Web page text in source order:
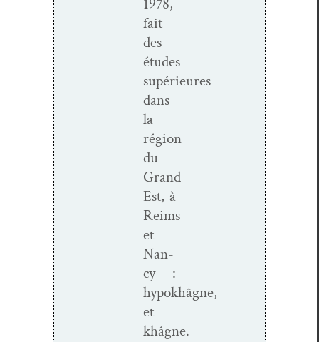
1978,
fait
des
études
supérieures
dans
la
région
du
Grand
Est, à
Reims
et
Nan­
cy :
hypokhâgne,
et
khâgne.